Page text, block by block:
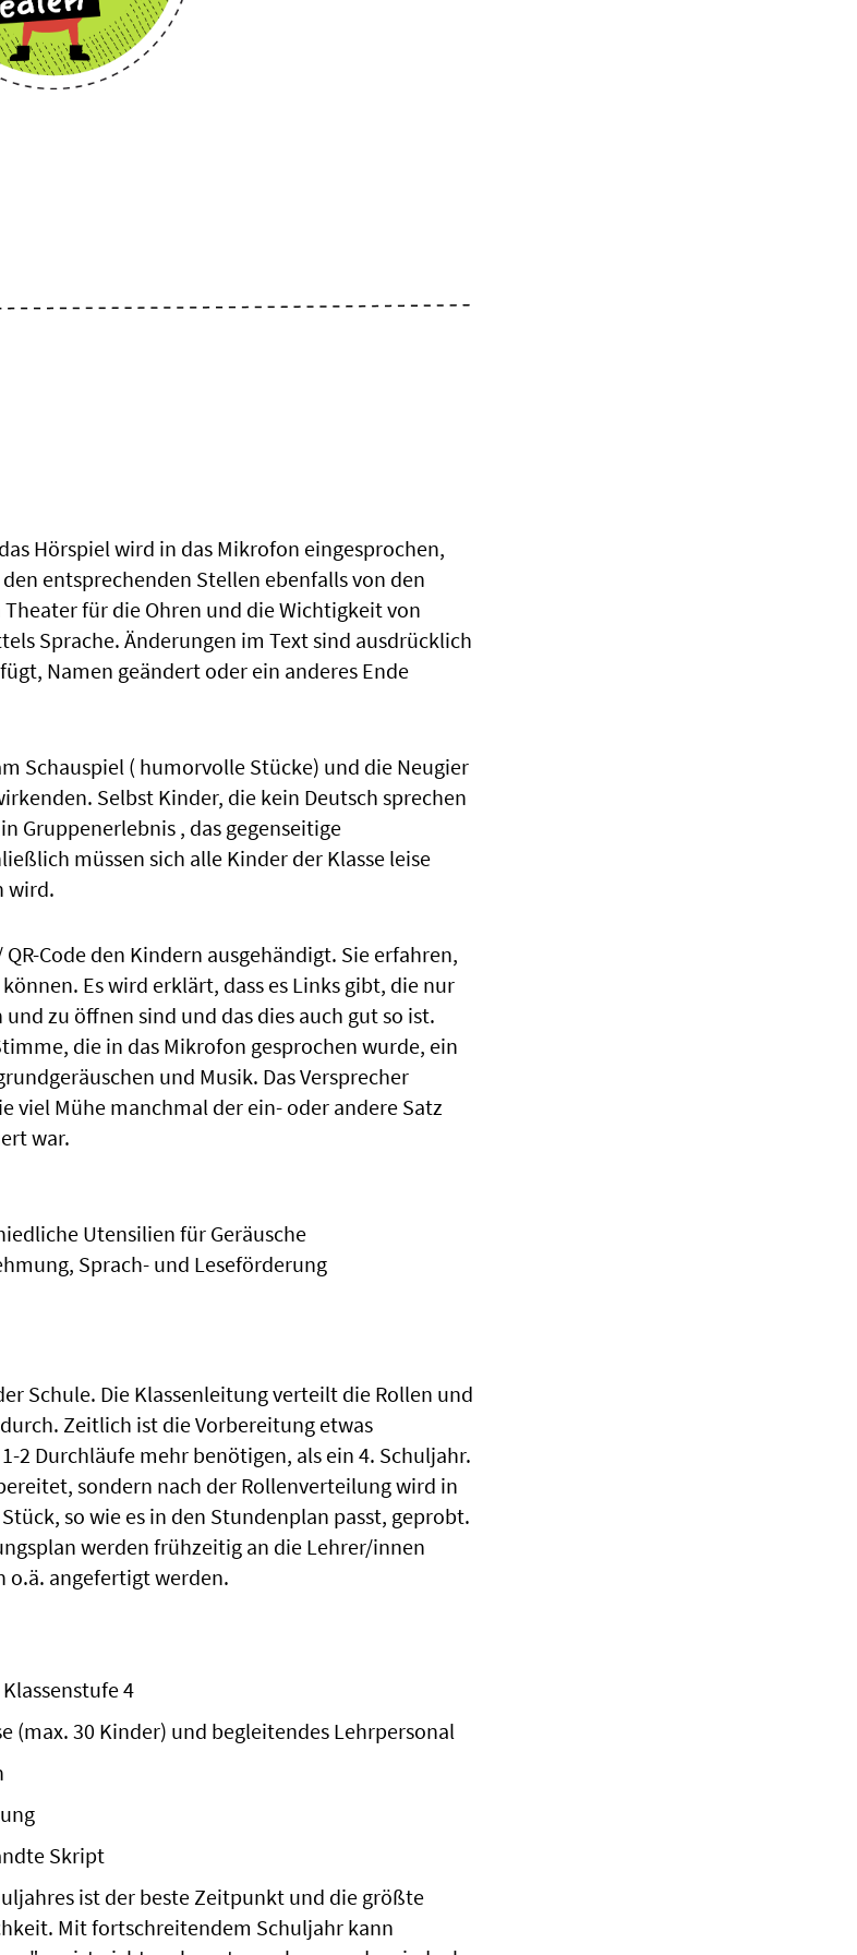
Hörspiel wird in das Mikrofon eingesprochen,
entsprechenden Stellen ebenfalls von den
für die Ohren und die Wichtigkeit von
Sprache. Änderungen im Text sind ausdrücklich
Namen geändert oder ein anderes Ende
Schauspiel ( humorvolle Stücke) und die Neugier
Selbst Kinder, die kein Deutsch sprechen
Gruppenerlebnis , das gegenseitige
müssen sich alle Kinder der Klasse leise
wird.
Code den Kindern ausgehändigt. Sie erfahren,
Es wird erklärt, dass es Links gibt, die nur
zu öffnen sind und das dies auch gut so ist.
die in das Mikrofon gesprochen wurde, ein
und Musik. Das Versprecher
Mühe manchmal der ein- oder andere Satz
war.
Utensilien für Geräusche
Sprach- und Leseförderung
Schule. Die Klassenleitung verteilt die Rollen und
Zeitlich ist die Vorbereitung etwas
2 Durchläufe mehr benötigen, als ein 4. Schuljahr.
sondern nach der Rollenverteilung wird in
so wie es in den Stundenplan passt, geprobt.
werden frühzeitig an die Lehrer/innen
o.ä. angefertigt werden.
4
(max. 30 Kinder) und begleitendes Lehrpersonal
Skript
ist der beste Zeitpunkt und die größte
Mit fortschreitendem Schuljahr kann